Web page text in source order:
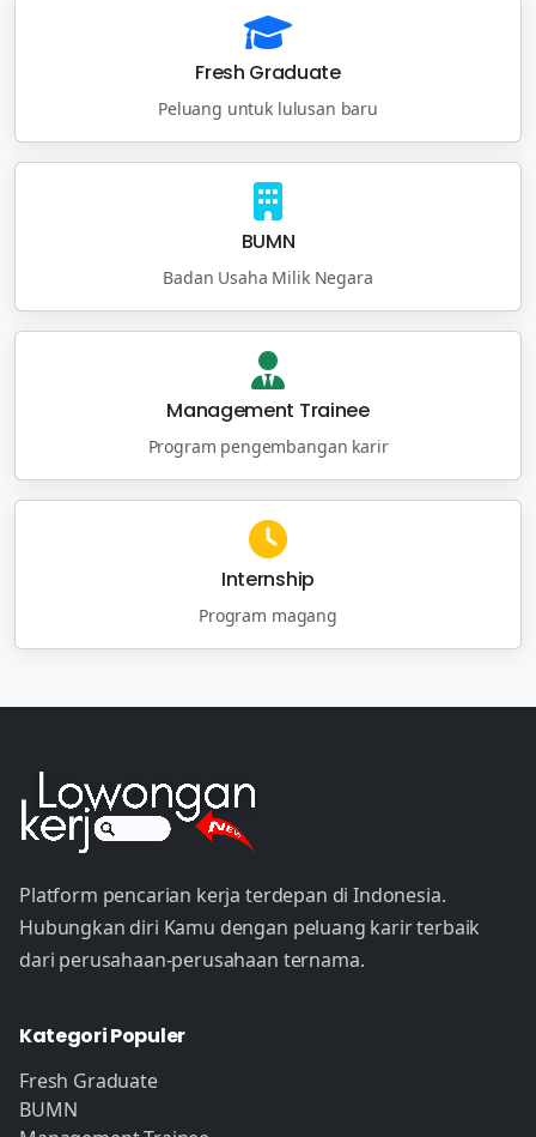
Fresh Graduate
Peluang untuk lulusan baru
BUMN
Badan Usaha Milik Negara
Management Trainee
Program pengembangan karir
Internship
Program magang
Platform pencarian kerja terdepan di Indonesia.
Hubungkan diri Kamu dengan peluang karir terbaik
dari perusahaan-perusahaan ternama.
Kategori Populer
Fresh Graduate
BUMN